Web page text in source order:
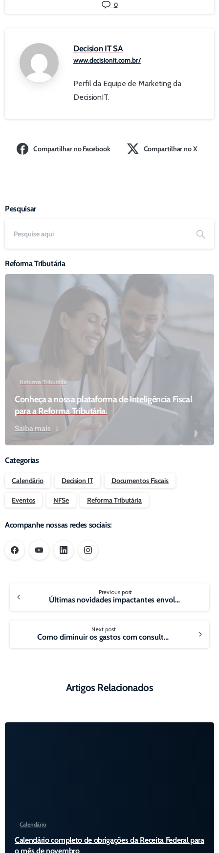
0
Decision IT SA
www.decisionit.com.br/
Perfil da Equipe de Marketing da
DecisionIT.
Compartilhar no Facebook Compartilhar no X
Pesquisar
Reforma Tributária
Reforma Tributária
Conheça a nossa plataforma de Inteligência Fiscal
para a Reforma Tributária.
Saiba mais
Categorias
Calendário Decision IT Documentos Fiscais
Eventos NFSe Reforma Tributária
Acompanhe nossas redes sociais:
Reading
Previous post
Últimas novidades impactantes envolvendo documentos fiscais eletrônicos
Next post
Como diminuir os gastos com consultoria fiscal
Artigos Relacionados
Calendário
Calendário completo de obrigações da Receita Federal para
o mês de novembro